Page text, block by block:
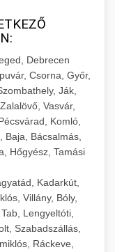
hűtőkamrák
nagy
nagy
tisztítási
+
kereskedelmi
reszelési
+
és
kellékek.
és catering
Debrecen
Csorna, Győr,
Ják,
Vasvár,
Komló,
Baja, Bácsalmás,
Hőgyész, Tamási
Kadarkút,
Villány, Bóly,
Lengyeltóti,
Szabadszállás,
Ráckeve,